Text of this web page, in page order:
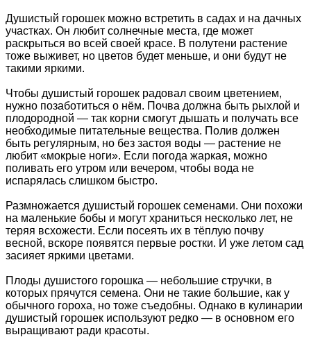
Душистый горошек можно встретить в садах и на дачных
участках. Он любит солнечные места, где может
раскрыться во всей своей красе. В полутени растение
тоже выживет, но цветов будет меньше, и они будут не
такими яркими.
Чтобы душистый горошек радовал своим цветением,
нужно позаботиться о нём. Почва должна быть рыхлой и
плодородной — так корни смогут дышать и получать все
необходимые питательные вещества. Полив должен
быть регулярным, но без застоя воды — растение не
любит «мокрые ноги». Если погода жаркая, можно
поливать его утром или вечером, чтобы вода не
испарялась слишком быстро.
Размножается душистый горошек семенами. Они похожи
на маленькие бобы и могут храниться несколько лет, не
теряя всхожести. Если посеять их в тёплую почву
весной, вскоре появятся первые ростки. И уже летом сад
засияет яркими цветами.
Плоды душистого горошка — небольшие стручки, в
которых прячутся семена. Они не такие большие, как у
обычного гороха, но тоже съедобны. Однако в кулинарии
душистый горошек используют редко — в основном его
выращивают ради красоты.